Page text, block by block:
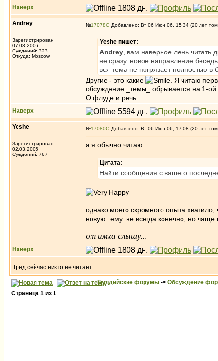
Наверх
Andrey
Зарегистрирован:
07.03.2006
Суждений: 323
Откуда: Moscow
№17078 Добавлено: Вт 06 Июн 06, 15:34 (20 лет
Yeshe пишет:
Andrey , вам наверное лень читать
не сразу. новое направление
вся тема не погрязает полностью
Другие - это какие
. Я читаю
обсуждение _темы_ обрывается на 1-ой
О флуде и речь.
Наверх
Yeshe
Зарегистрирован:
02.03.2005
Суждений: 767
№17080 Добавлено: Вт 06 Июн 06, 17:08 (20 лет
а я обычно читаю
Цитата:
Найти сообщения с вашего
однако моего скромного опыта хватило,
новую тему. не всегда конечно, но чаще
от имха слышу...
Наверх
Тред сейчас никто не читает.
Буддийские форумы -> Обсуждение
Страница 1 из 1